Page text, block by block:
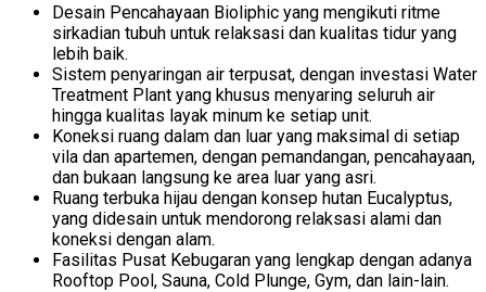
Desain Pencahayaan Bioliphic yang mengikuti ritme
sirkadian tubuh untuk relaksasi dan kualitas tidur yang
lebih baik.
Sistem penyaringan air terpusat, dengan investasi Water
Treatment Plant yang khusus menyaring seluruh air
hingga kualitas layak minum ke setiap unit.
Koneksi ruang dalam dan luar yang maksimal di setiap
vila dan apartemen, dengan pemandangan, pencahayaan,
dan bukaan langsung ke area luar yang asri.
Ruang terbuka hijau dengan konsep hutan Eucalyptus,
yang didesain untuk mendorong relaksasi alami dan
koneksi dengan alam.
Fasilitas Pusat Kebugaran yang lengkap dengan adanya
Rooftop Pool, Sauna, Cold Plunge, Gym, dan lain-lain.